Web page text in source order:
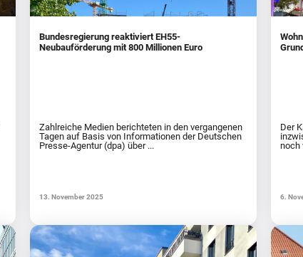
Bundesregierung reaktiviert EH55-
Neubauförderung mit 800 Millionen Euro
Zahlreiche Medien berichteten in den vergangenen
Tagen auf Basis von Informationen der Deutschen
Presse-Agentur (dpa) über ...
13. November 2025
Der
noch
6.